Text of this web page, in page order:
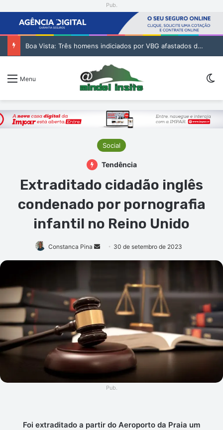
Pub.
Boa Vista: Três homens indiciados por VBG afastados das residências de família
Menu
Social
Tendência
Extraditado cidadão inglês
condenado por pornografia
infantil no Reino Unido
Constanca Pina
Mande30 de setembro de 2023
Pub.
Foi extraditado a partir do Aeroporto da Praia um